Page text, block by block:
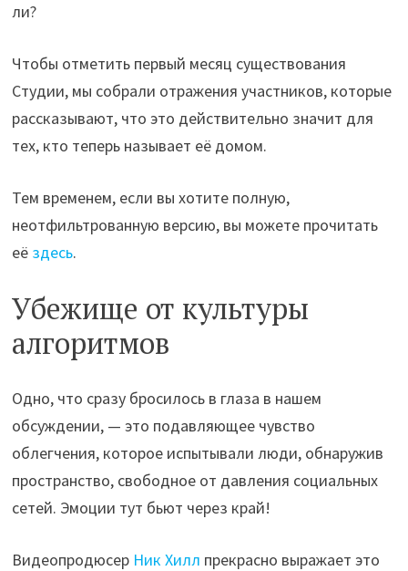
ли?
Чтобы отметить первый месяц существования
Студии, мы собрали отражения участников, которые
рассказывают, что это действительно значит для
тех, кто теперь называет её домом.
Тем временем, если вы хотите полную,
неотфильтрованную версию, вы можете прочитать
её здесь.
Убежище от культуры
алгоритмов
Одно, что сразу бросилось в глаза в нашем
обсуждении, — это подавляющее чувство
облегчения, которое испытывали люди, обнаружив
пространство, свободное от давления социальных
сетей. Эмоции тут бьют через край!
Видеопродюсер Ник Хилл прекрасно выражает это